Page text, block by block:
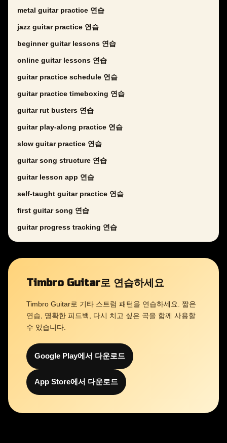
metal guitar practice 연습
jazz guitar practice 연습
beginner guitar lessons 연습
online guitar lessons 연습
guitar practice schedule 연습
guitar practice timeboxing 연습
guitar rut busters 연습
guitar play-along practice 연습
slow guitar practice 연습
guitar song structure 연습
guitar lesson app 연습
self-taught guitar practice 연습
first guitar song 연습
guitar progress tracking 연습
Timbro Guitar로 연습하세요
Timbro Guitar로 기타 스트럼 패턴을 연습하세요. 짧은
연습, 명확한 피드백, 다시 치고 싶은 곡을 함께 사용할
수 있습니다.
Google Play에서 다운로드
App Store에서 다운로드